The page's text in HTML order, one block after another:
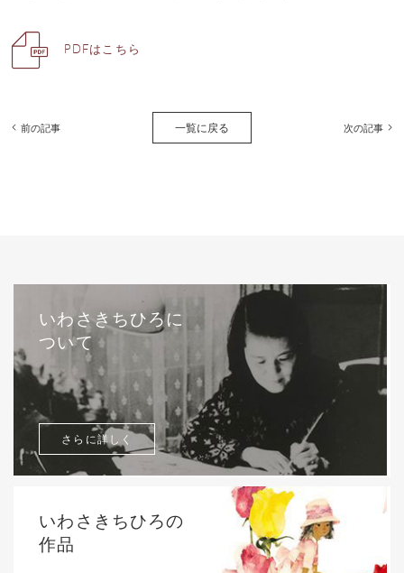
PDFはこちら
前の記事 一覧に戻る 次の記事
いわさきちひろに
ついて
さらに詳しく
いわさきちひろの
作品